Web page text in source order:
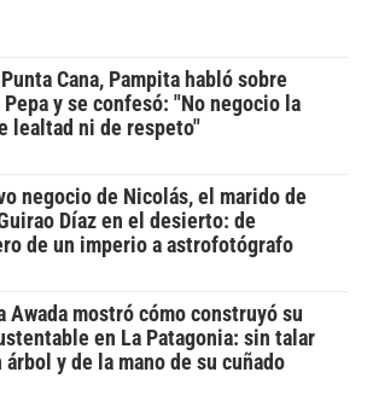
Cana, Pampita habló sobre
y se confesó: "No negocio la
lealtad ni de respeto"
negocio de Nicolás, el marido de
Díaz en el desierto: de
de un imperio a astrofotógrafo
Awada mostró cómo construyó su
en La Patagonia: sin talar
árbol y de la mano de su cuñado